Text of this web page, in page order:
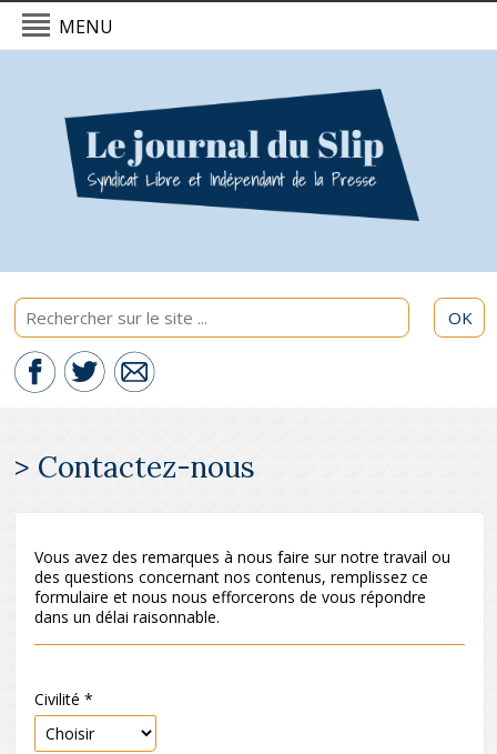
MENU
Politique & International
Economie
Culture & Société
Sport & Santé
OK
> Contactez-nous
Vous avez des remarques à nous faire sur notre travail ou
des questions concernant nos contenus, remplissez ce
formulaire et nous nous efforcerons de vous répondre
dans un délai raisonnable.
Civilité *